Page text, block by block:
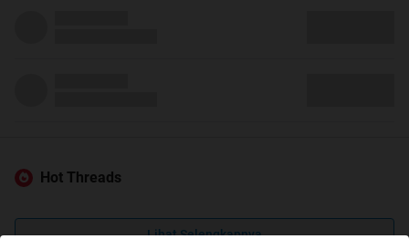
Hot Threads
Lihat Selengkapnya